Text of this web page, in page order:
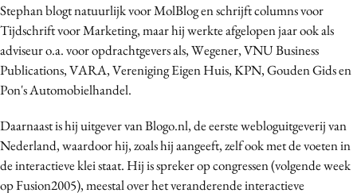
Martech
Media
Merkstrategie
PR
Purpose Marketing
Reputatie & crisis
Stephan blogt natuurlijk voor MolBlog en schrijft columns voor
Tijdschrift voor Marketing, maar hij werkte afgelopen jaar ook als
adviseur o.a. voor opdrachtgevers als, Wegener, VNU Business
Publications, VARA, Vereniging Eigen Huis, KPN, Gouden Gids en
Pon's Automobielhandel.
Daarnaast is hij uitgever van Blogo.nl, de eerste webloguitgeverij van
Nederland, waardoor hij, zoals hij aangeeft, zelf ook met de voeten in
de interactieve klei staat. Hij is spreker op congressen (volgende week
op Fusion2005), meestal over het veranderende interactieve